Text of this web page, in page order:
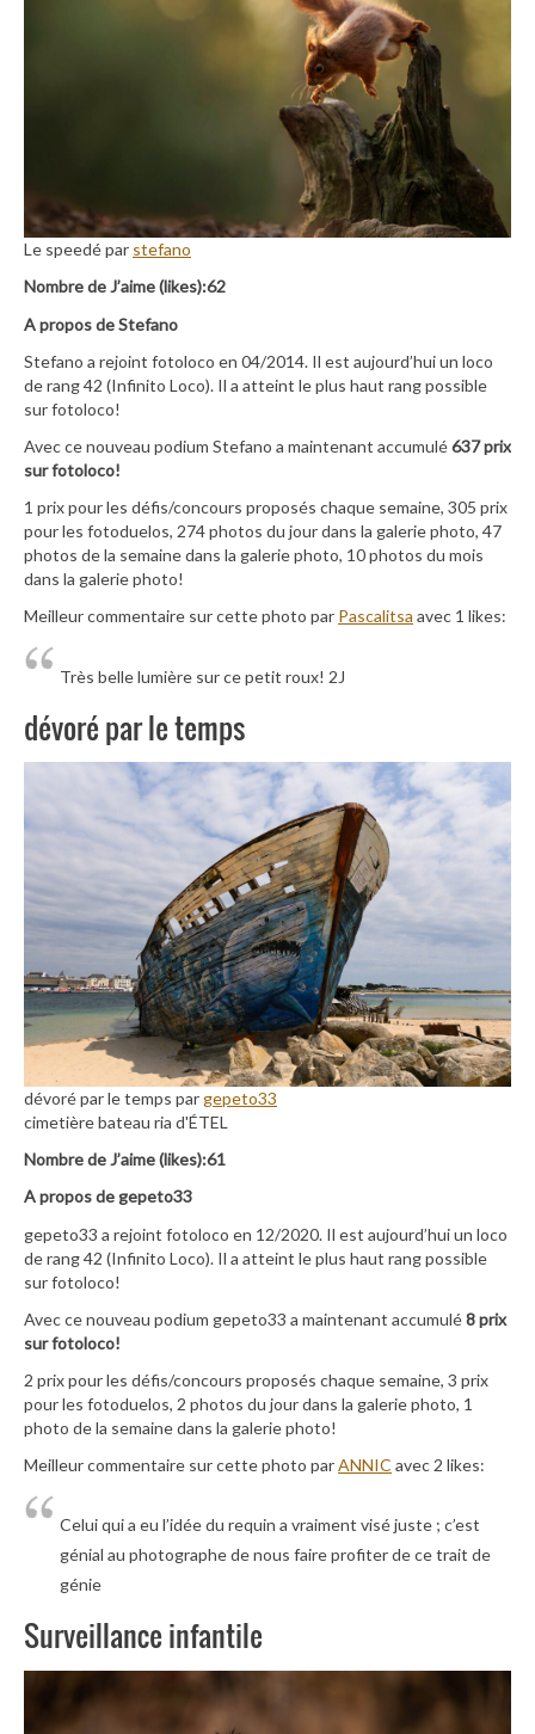
Le speedé par stefano
Nombre de J’aime (likes):62
A propos de Stefano
Stefano a rejoint fotoloco en 04/2014. Il est aujourd’hui un loco
de rang 42 (Infinito Loco). Il a atteint le plus haut rang possible
sur fotoloco!
Avec ce nouveau podium Stefano a maintenant accumulé637 prix
sur fotoloco!
1 prix pour les défis/concours proposés chaque semaine, 305 prix
pour les fotoduelos, 274 photos du jour dans la galerie photo, 47
photos de la semaine dans la galerie photo, 10 photos du mois
dans la galerie photo!
Meilleur commentaire sur cette photo par Pascalitsa avec 1 likes:
Très belle lumière sur ce petit roux! 2J
dévoré par le temps
dévoré par le temps pargepeto33
cimetière bateau ria d'ÉTEL
Nombre de J’aime (likes):61
A propos de gepeto33
gepeto33 a rejoint fotoloco en 12/2020. Il est aujourd’hui un loco
de rang 42 (Infinito Loco). Il a atteint le plus haut rang possible
sur fotoloco!
Avec ce nouveau podium gepeto33 a maintenant accumulé8 prix
sur fotoloco!
2 prix pour les défis/concours proposés chaque semaine, 3 prix
pour les fotoduelos, 2 photos du jour dans la galerie photo, 1
photo de la semaine dans la galerie photo!
Meilleur commentaire sur cette photo parANNIC avec 2 likes:
Celui qui a eu l’idée du requin a vraiment visé juste ; c’est
génial au photographe de nous faire profiter de ce trait de
génie
Surveillance infantile